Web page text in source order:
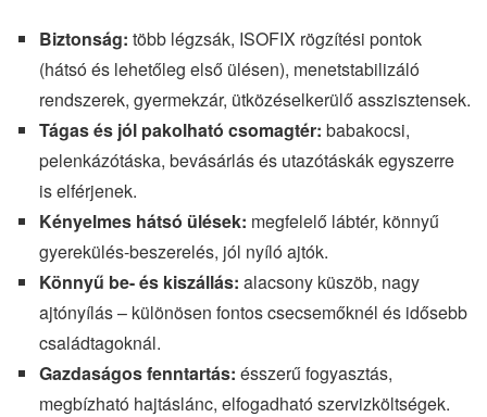
Biztonság: több légzsák, ISOFIX rögzítési pontok
(hátsó és lehetőleg első ülésen), menetstabilizáló
rendszerek, gyermekzár, ütközéselkerülő asszisztensek.
Tágas és jól pakolható csomagtér: babakocsi,
pelenkázótáska, bevásárlás és utazótáskák egyszerre
is elférjenek.
Kényelmes hátsó ülések: megfelelő lábtér, könnyű
gyerekülés-beszerelés, jól nyíló ajtók.
Könnyű be- és kiszállás: alacsony küszöb, nagy
ajtónyílás – különösen fontos csecsemőknél és idősebb
családtagoknál.
Gazdaságos fenntartás: ésszerű fogyasztás,
megbízható hajtáslánc, elfogadható szervizköltségek.